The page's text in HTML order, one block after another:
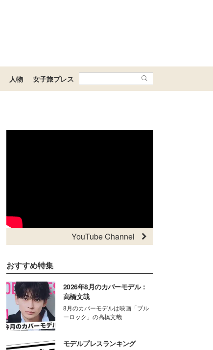
人物 女子旅プレス
YouTube Channel
おすすめ特集
2026年8月のカバーモデル：
高橋文哉
8月のカバーモデルは映画「ブル
ーロック」の高橋文哉
モデルプレスランキング